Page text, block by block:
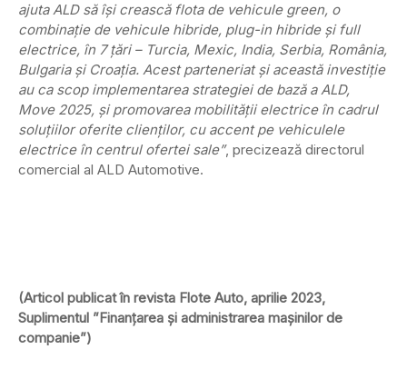
ajuta ALD să își crească flota de vehicule green, o
combinație de vehicule hibride, plug-in hibride și full
electrice, în 7 țări – Turcia, Mexic, India, Serbia, România,
Bulgaria și Croația. Acest parteneriat și această investiție
au ca scop implementarea strategiei de bază a ALD,
Move 2025, și promovarea mobilității electrice în cadrul
soluțiilor oferite clienților, cu accent pe vehiculele
electrice în centrul ofertei sale”, precizează directorul
comercial al ALD Automotive.
(Articol publicat în revista Flote Auto, aprilie 2023,
Suplimentul ”Finanțarea și administrarea mașinilor de
companie”)